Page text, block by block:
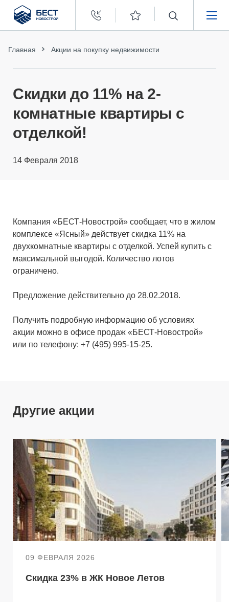
Бест
Новострой
ПОКУПАТЕЛЯМ
ЗАСТРОЙЩИКАМ
О КОМПАНИИ
Главная Акции на покупку недвижимости
Скидки до 11% на 2-
комнатные квартиры с
отделкой!
14 Февраля 2018
Компания «БЕСТ-Новострой» сообщает, что в жилом
комплексе «Ясный» действует скидка 11% на
двухкомнатные квартиры с отделкой. Успей купить с
максимальной выгодой. Количество лотов
ограничено.
Предложение действительно до 28.02.2018.
Получить подробную информацию об условиях
акции можно в офисе продаж «БЕСТ-Новострой»
или по телефону: +7 (495) 995-15-25.
Другие акции
09 ФЕВРАЛЯ 2026
Скидка 23% в ЖК Новое Летов